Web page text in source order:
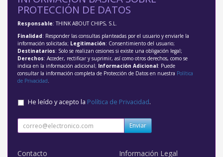
PROTECCIÓN DE DATOS
Responsable: THINK ABOUT CHIPS, S.L.
Finalidad: Responder las consultas planteadas por el usuario y enviarle la
información solicitada; Legitimación: Consentimiento del usuario;
Destinatarios: Solo se realizan cesiones si existe una obligación legal;
Derechos: Acceder, rectificar y suprimir, así como otros derechos, como se
indica en la información adicional; Información Adicional: Puede
consultar la información completa de Protección de Datos en nuestra Política
de Privacidad.
He leído y acepto la Política de Privacidad.
Enviar
Contacto Información Legal